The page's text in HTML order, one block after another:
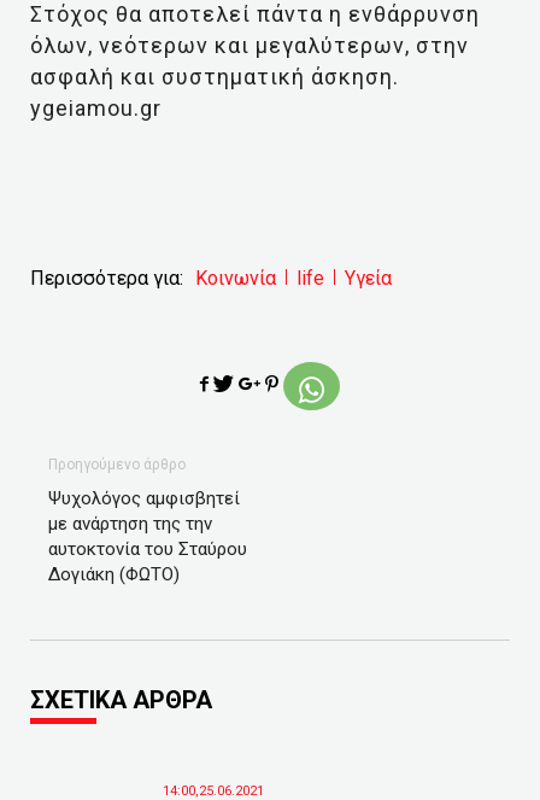
Στόχος θα αποτελεί πάντα η ενθάρρυνση
όλων, νεότερων και μεγαλύτερων, στην
ασφαλή και συστηματική άσκηση.
ygeiamou.gr
Περισσότερα για: Κοινωνία life Υγεία
Προηγούμενο άρθρο
Ψυχολόγος αμφισβητεί
με ανάρτηση της την
αυτοκτονία του Σταύρου
Δογιάκη (ΦΩΤΟ)
ΣΧΕΤΙΚΑ ΑΡΘΡΑ
14:00,25.06.2021